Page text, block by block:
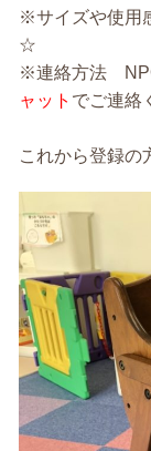
※サイズや使用
☆
※連絡方法
ャット でご連絡
これから登録